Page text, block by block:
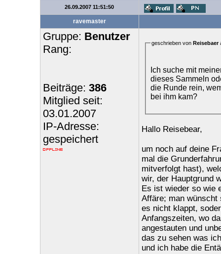
26.09.2007 11:51:50
ravemaster
Gruppe: Benutzer
Rang:
Beiträge: 386
Mitglied seit:
03.01.2007
IP-Adresse:
gespeichert
geschrieben von Reisebaer
Ich suche mit
dieses Sammeln
die Runde rein,
bei ihm kam?
Hallo Reisebear,
um noch auf deine
mal die
mitverfolgt hast),
wir, der Hauptgrund
Es ist wieder so wie
Affäre; man
es nicht klappt,
Anfangszeiten, wo
angestauten und
das zu sehen was
und ich habe die